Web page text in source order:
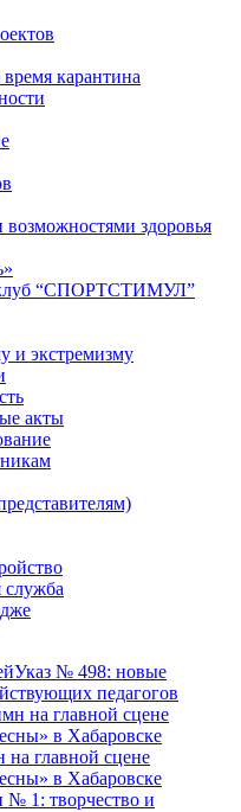
карантина
здоровья
клуб “СПОРТСТИМУЛ”
и экстремизму
акты
служба
Указ № 498: новые
педагогов
главной сцене
в Хабаровске